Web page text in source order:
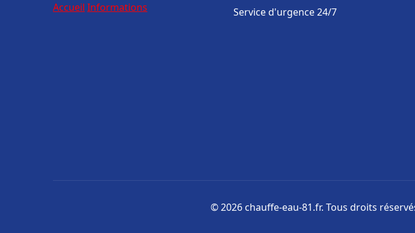
Accueil Informations
Service d'urgence 24/7
© 2026 chauffe-eau-81.fr. Tous droits